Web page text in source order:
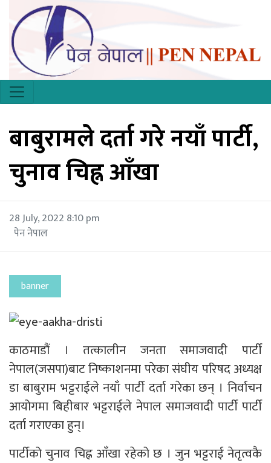
बाबुरामले दर्ता गरे नयाँ पार्टी,
चुनाव चिह्न आँखा
28 July, 2022 8:10 pm
पेन नेपाल
banner
काठमाडौं । तत्कालीन जनता समाजवादी पार्टी
नेपाल(जसपा)बाट निष्काशनमा परेका संघीय परिषद अध्यक्ष
डा बाबुराम भट्टराईले नयाँ पार्टी दर्ता गरेका छन् । निर्वाचन
आयोगमा बिहीबार भट्टराईले नेपाल समाजवादी पार्टी पार्टी
दर्ता गराएका हुन्।
पार्टीको चुनाव चिह्न आँखा रहेको छ । जुन भट्टराई नेतृत्वकै